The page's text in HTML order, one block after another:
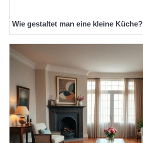
Wie gestaltet man eine kleine Küche?